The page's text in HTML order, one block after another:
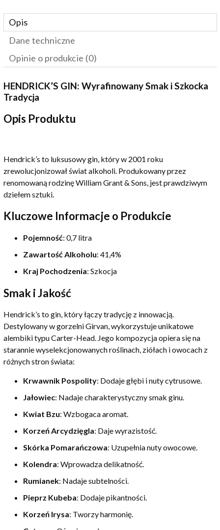
Opis
Dane techniczne
Opinie o produkcie (0)
HENDRICK’S GIN: Wyrafinowany Smak i Szkocka
Tradycja
Opis Produktu
Hendrick’s to luksusowy gin, który w 2001 roku
zrewolucjonizował świat alkoholi. Produkowany przez
renomowaną rodzinę William Grant & Sons, jest prawdziwym
dziełem sztuki.
Kluczowe Informacje o Produkcie
Pojemność: 0,7 litra
Zawartość Alkoholu: 41,4%
Kraj Pochodzenia: Szkocja
Smak i Jakość
Hendrick’s to gin, który łączy tradycję z innowacją.
Destylowany w gorzelni Girvan, wykorzystuje unikatowe
alembiki typu Carter-Head. Jego kompozycja opiera się na
starannie wyselekcjonowanych roślinach, ziółach i owocach z
różnych stron świata:
Krwawnik Pospolity: Dodaje głębi i nuty cytrusowe.
Jałowiec: Nadaje charakterystyczny smak ginu.
Kwiat Bzu: Wzbogaca aromat.
Korzeń Arcydzięgla: Daje wyrazistość.
Skórka Pomarańczowa: Uzupełnia nuty owocowe.
Kolendra: Wprowadza delikatność.
Rumianek: Nadaje subtelności.
Pieprz Kubeba: Dodaje pikantności.
Korzeń Irysa: Tworzy harmonię.